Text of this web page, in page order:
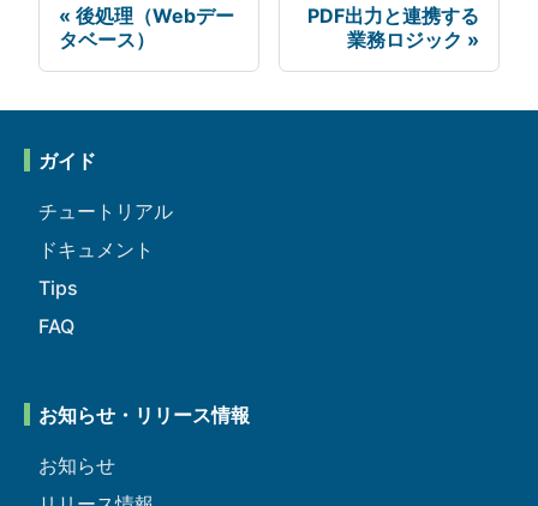
後処理（Webデー
タベース）
PDF出力と連携する
業務ロジック
ガイド
チュートリアル
ドキュメント
Tips
FAQ
お知らせ・リリース情報
お知らせ